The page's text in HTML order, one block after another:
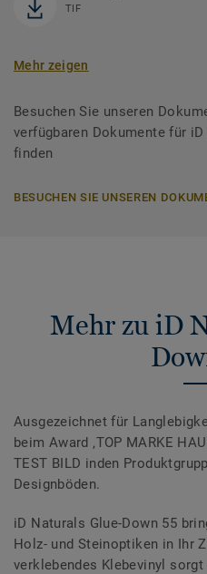
TIF
Mehr zeigen
Besuchen Sie unseren
verfügbaren Dokumente für
finden
BESUCHEN SIE UNSEREN
Mehr zu iD
Ausgezeichnet für
beim Award ‚TOP MARKE
TEST BILD inden
Designböden.
iD Naturals Glue-Down 55
Holz- und Steinoptiken in Ihr
verklebendes Klebevinyl